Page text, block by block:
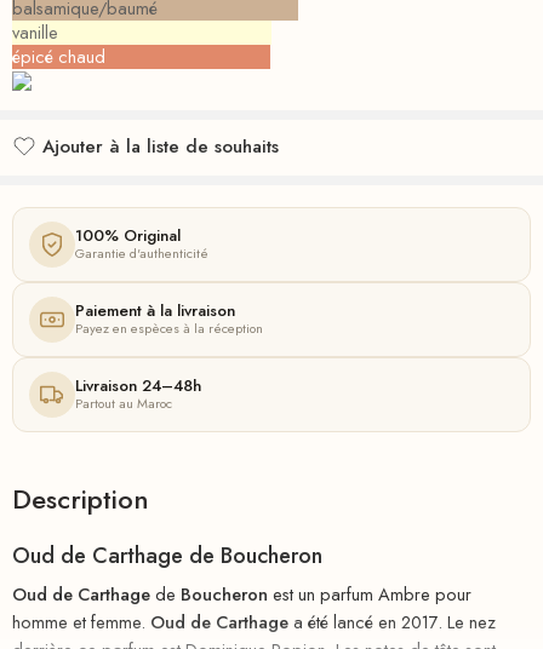
balsamique/baumé
vanille
épicé chaud
Ajouter à la liste de souhaits
100% Original
Garantie d'authenticité
Paiement à la livraison
Payez en espèces à la réception
Livraison 24–48h
Partout au Maroc
Description
Oud de Carthage de Boucheron
Oud de Carthagede Boucheron est un parfum Ambre pour
homme et femme. Oud de Carthagea été lancé en 2017. Le nez